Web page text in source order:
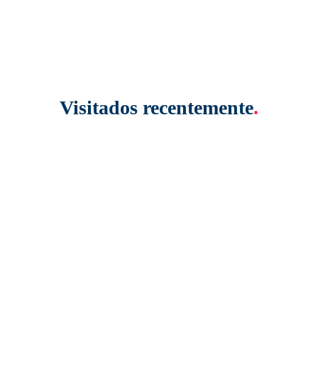
Visitados recentemente.